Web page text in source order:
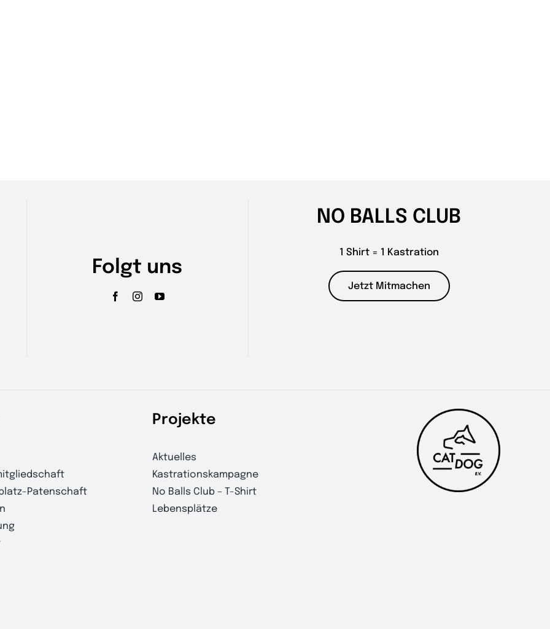
Folgt uns
NO BALLS CLUB
1 Shirt = 1 Kastration
Jetzt Mitmachen
Patenschaft
Projekte
Aktuelles
Kastrationskampagne
No Balls Club – T-Shirt
Lebensplätze